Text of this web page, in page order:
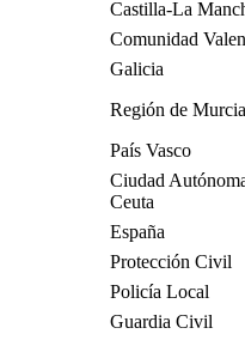
Castilla-La
Comunidad
Galicia
Región de Murcia
País Vasco
Ciudad
Ceuta
España
Protección Civil
Policía Local
Guardia Civil